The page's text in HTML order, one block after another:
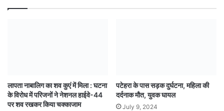
लापता नाबालिग का शव कुएं में मिला : घटना
के विरोध में परिजनों ने नेशनल हाईवे-44
पर शव रखकर किया चक्काजाम
पटेहरा के पास सड़क दुर्घटना, महिला की
दर्दनाक मौत, युवक घायल
July 9, 2024